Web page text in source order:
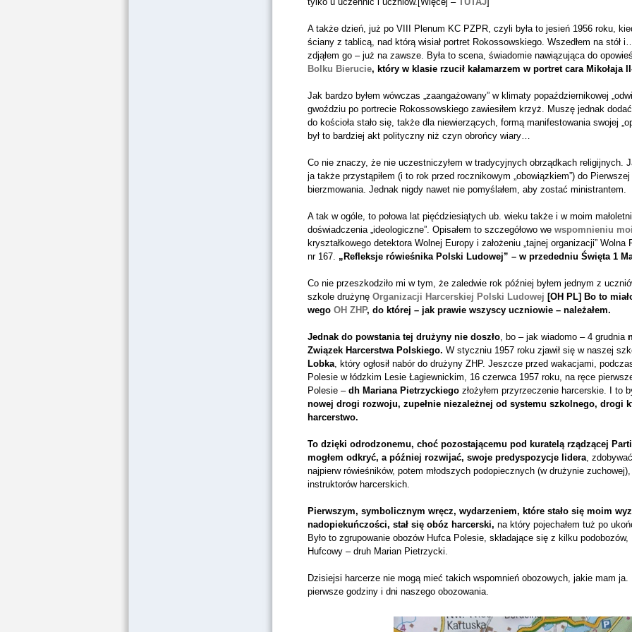
A także dzień, już po VIII Plenum KC PZPR, czyli była to jesień 1956 roku,
ściany z tablicą, nad którą wisiał portret Rokossowskiego. Wszedłem na stół
zdjąłem go – już na zawsze. Była to scena, świadomie nawiązująca do
Bolku Bierucie, który w klasie rzucił kałamarzem w portret cara Mikołaja
Jak bardzo byłem wówczas „zaangażowany” w klimaty popaździernikowej
gwoździu po portrecie Rokossowskiego zawiesiłem krzyż. Muszę jednak
do kościoła stało się, także dla niewierzących, formą manifestowania swojej
był to bardziej akt polityczny niż czyn obrońcy wiary…
Co nie znaczy, że nie uczestniczyłem w tradycyjnych obrządkach religijnych.
ja także przystąpiłem (i to rok przed rocznikowym „obowiązkiem”) do
bierzmowania. Jednak nigdy nawet nie pomyślałem, aby zostać ministrantem.
A tak w ogóle, to połowa lat pięćdziesiątych ub. wieku także i w moim
doświadczenia „ideologiczne”. Opisałem to szczegółowo wewspomnieniu
kryształkowego detektora Wolnej Europy i założeniu „tajnej organizacji”
nr 167. „Refleksje rówieśnika Polski Ludowej” – w przededniu Święta 1
Co nie przeszkodziło mi w tym, że zaledwie rok później byłem jednym z
szkole drużynę Organizacji Harcerskiej Polski Ludowej [OH PL] Bo to
wegoOH ZHP, do której – jak prawie wszyscy uczniowie – należałem.
Jednak do powstania tej drużyny nie doszło, bo – jak wiadomo – 4 grudnia
Związek Harcerstwa Polskiego. W styczniu 1957 roku zjawił się w naszej
Lobka, który ogłosił nabór do drużyny ZHP. Jeszcze przed wakacjami,
Polesie w łódzkim Lesie Łagiewnickim, 16 czerwca 1957 roku, na ręce
Polesie –dh Mariana Pietrzyckiegozłożyłem przyrzeczenie harcerskie. I to
nowej drogi rozwoju, zupełnie niezależnej od systemu szkolnego, drogi
harcerstwo.
To dzięki odrodzonemu, choć pozostającemu pod kuratelą rządzącej
mogłem odkryć, a później rozwijać, swoje predyspozycje lidera,
najpierw rówieśników, potem młodszych podopiecznych (w drużynie
instruktorów harcerskich.
Pierwszym, symbolicznym wręcz, wydarzeniem, które stało się moim
nadopiekuńczości, stał się obóz harcerski, na który pojechałem tuż po
Było to zgrupowanie obozów Hufca Polesie, składające się z kilku
Hufcowy – druh Marian Pietrzycki.
Dzisiejsi harcerze nie mogą mieć takich wspomnień obozowych, jakie mam ja.
pierwsze godziny i dni naszego obozowania.